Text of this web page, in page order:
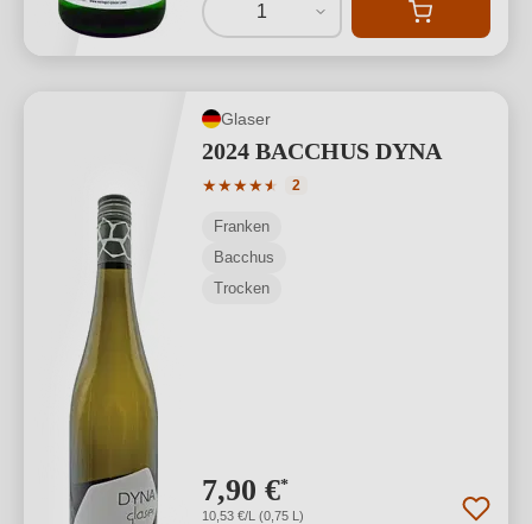
1
Glaser
2024 BACCHUS DYNA
★★★★★
★
Durchschnittliche Bewertung von 4.5
2
Franken
Bacchus
Trocken
7,90 €*
10,53 €/L (0,75 L)